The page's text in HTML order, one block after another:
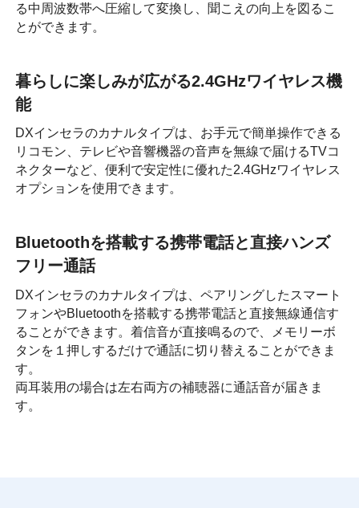
る中周波数帯へ圧縮して変換し、聞こえの向上を図るこ
とができます。
暮らしに楽しみが広がる2.4GHzワイヤレス機
能
DXインセラのカナルタイプは、お手元で簡単操作できる
リコモン、テレビや音響機器の音声を無線で届けるTVコ
ネクターなど、便利で安定性に優れた2.4GHzワイヤレス
オプションを使用できます。
Bluetoothを搭載する携帯電話と直接ハンズ
フリー通話
DXインセラのカナルタイプは、ペアリングしたスマート
フォンやBluetoothを搭載する携帯電話と直接無線通信す
ることができます。着信音が直接鳴るので、メモリーボ
タンを１押しするだけで通話に切り替えることができま
す。
両耳装用の場合は左右両方の補聴器に通話音が届きま
す。